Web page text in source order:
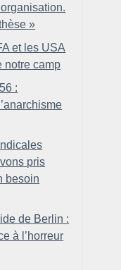
»
et les USA
notre camp
:
pris
besoin
de Berlin :
à l’horreur